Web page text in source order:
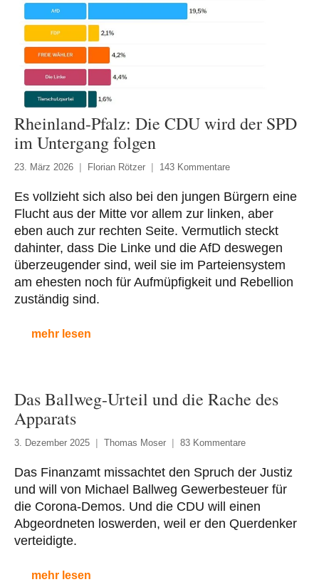
Rheinland-Pfalz: Die CDU wird der SPD
im Untergang folgen
23. März 2026 Florian Rötzer 143 Kommentare
Es vollzieht sich also bei den jungen Bürgern eine
Flucht aus der Mitte vor allem zur linken, aber
eben auch zur rechten Seite. Vermutlich steckt
dahinter, dass Die Linke und die AfD deswegen
überzeugender sind, weil sie im Parteiensystem
am ehesten noch für Aufmüpfigkeit und Rebellion
zuständig sind.
mehr lesen
Das Ballweg-Urteil und die Rache des
Apparats
3. Dezember 2025 Thomas Moser 83 Kommentare
Das Finanzamt missachtet den Spruch der Justiz
und will von Michael Ballweg Gewerbesteuer für
die Corona-Demos. Und die CDU will einen
Abgeordneten loswerden, weil er den Querdenker
verteidigte.
mehr lesen